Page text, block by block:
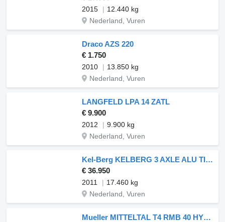
2015
12.440 kg
Nederland, Vuren
Draco AZS 220
€ 1.750
2010
13.850 kg
Nederland, Vuren
LANGFELD LPA 14 ZATL
€ 9.900
2012
9.900 kg
Nederland, Vuren
Kel-Berg KELBERG 3 AXLE ALU TIPPER ALU TIPPER COMBI
€ 36.950
2011
17.460 kg
Nederland, Vuren
Mueller MITTELTAL T4 RMB 40 HYDR. RAMP. RADMULDE